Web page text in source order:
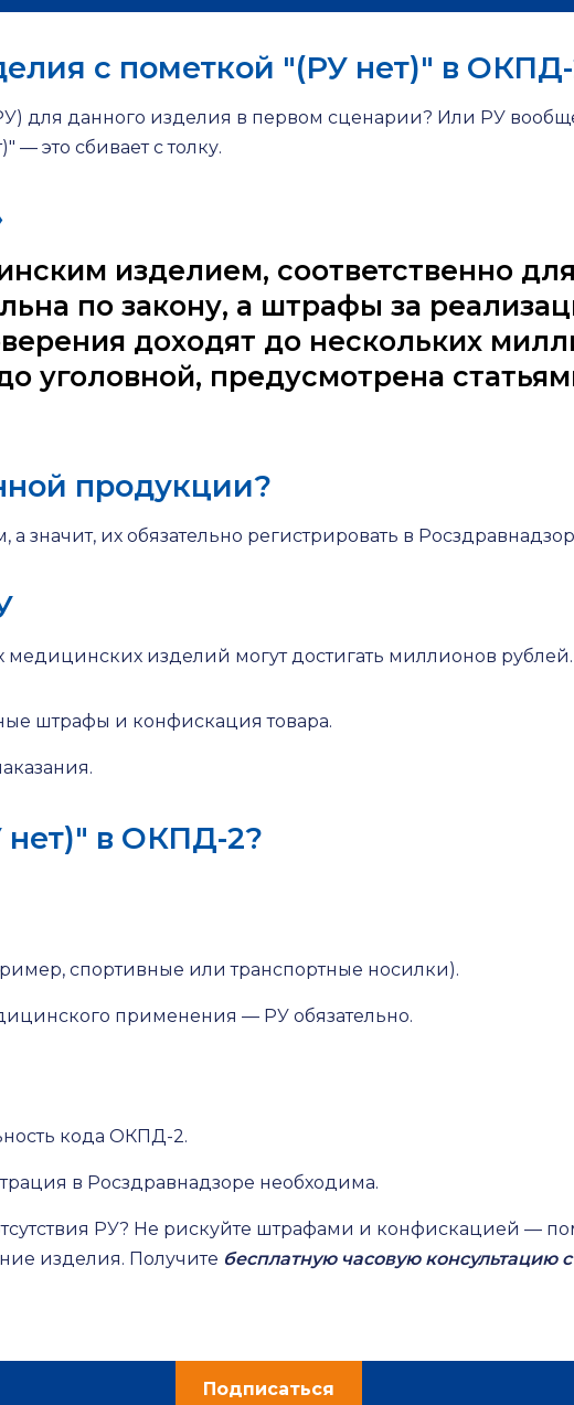
с пометкой "(РУ нет)" в
для данного изделия в первом сценарии? Или РУ
это сбивает с толку.
изделием, соответственно
по закону, а штрафы за
доходят до нескольких
уголовной, предусмотрена
продукции?
их обязательно регистрировать в
изделий могут достигать миллионов рублей.
штрафы и конфискация товара.
нет)" в ОКПД-2?
спортивные или транспортные носилки).
применения — РУ обязательно.
кода ОКПД-2.
в Росздравнадзоре необходима.
РУ? Не рискуйте штрафами и конфискацией —
изделия. Получите бесплатную часовую консультацию
Подписаться